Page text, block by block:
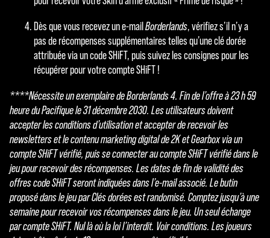
Dès que vous recevez un e-mail Borderlands, vérifiez s’il n’y a
pas de récompenses supplémentaires telles qu’une clé dorée
attribuée via un code SHiFT, puis suivez les consignes pour les
récupérer pour votre compte SHiFT !
****Nécessite un exemplaire de Borderlands 4. Fin de l’offre à 23 h 59
heure du Pacifique le 31 décembre 2030. Les utilisateurs doivent
accepter les conditions d’utilisation et accepter de recevoir les
newsletters et le contenu marketing digital de 2K et Gearbox via un
compte SHiFT vérifié, puis se connecter au compte SHiFT vérifié dans le
jeu pour recevoir des récompenses. Les dates de fin de validité des
offres code SHiFT seront indiquées dans l’e-mail associé. Le butin
proposé dans le jeu par Clés dorées est randomisé. Comptez jusqu’à une
semaine pour recevoir vos récompenses dans le jeu. Un seul échange
par compte SHiFT. Nul là où la loi l’interdit. Voir conditions. Les joueurs